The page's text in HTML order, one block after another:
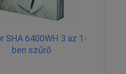
SHA 6400WH 3 az 1-
ben szűrő